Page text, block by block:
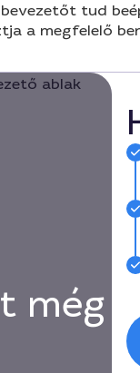
tud
a megfelelő
még